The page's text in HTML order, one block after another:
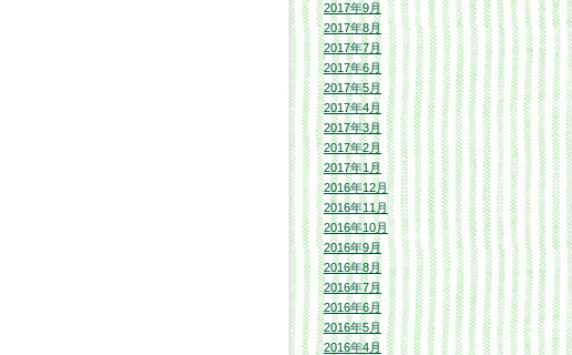
2017年9月
2017年8月
2017年7月
2017年6月
2017年5月
2017年4月
2017年3月
2017年2月
2017年1月
2016年12月
2016年11月
2016年10月
2016年9月
2016年8月
2016年7月
2016年6月
2016年5月
2016年4月